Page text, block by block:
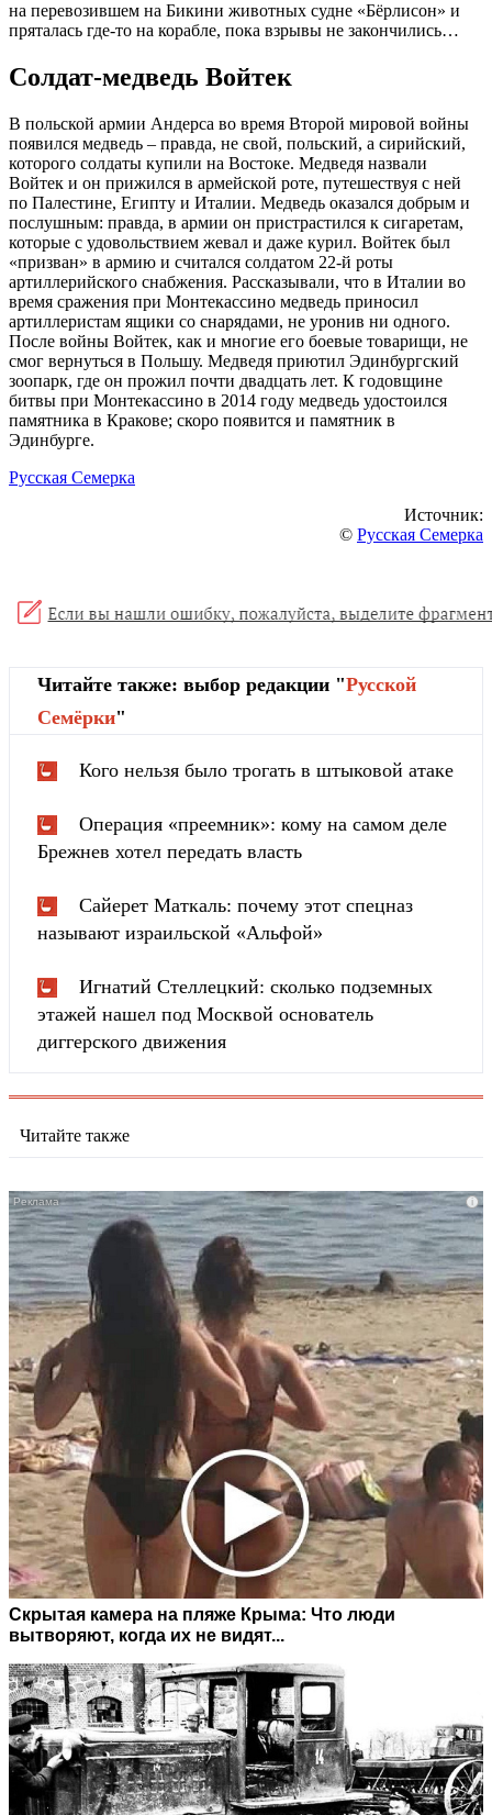
на перевозившем на Бикини животных судне «Бёрлисон» и
пряталась где-то на корабле, пока взрывы не закончились…
Солдат-медведь Войтек
В польской армии Андерса во время Второй мировой войны
появился медведь – правда, не свой, польский, а сирийский,
которого солдаты купили на Востоке. Медведя назвали
Войтек и он прижился в армейской роте, путешествуя с ней
по Палестине, Египту и Италии. Медведь оказался добрым и
послушным: правда, в армии он пристрастился к сигаретам,
которые с удовольствием жевал и даже курил. Войтек был
«призван» в армию и считался солдатом 22-й роты
артиллерийского снабжения. Рассказывали, что в Италии во
время сражения при Монтекассино медведь приносил
артиллеристам ящики со снарядами, не уронив ни одного.
После войны Войтек, как и многие его боевые товарищи, не
смог вернуться в Польшу. Медведя приютил Эдинбургский
зоопарк, где он прожил почти двадцать лет. К годовщине
битвы при Монтекассино в 2014 году медведь удостоился
памятника в Кракове; скоро появится и памятник в
Эдинбурге.
Русская Семерка
Источник:
© Русская Семерка
Читайте также: выбор редакции "Русской
Cемёрки"
Кого нельзя было трогать в штыковой атаке
Операция «преемник»: кому на самом деле
Брежнев хотел передать власть
Сайерет Маткаль: почему этот спецназ
называют израильской «Альфой»
Игнатий Стеллецкий: сколько подземных
этажей нашел под Москвой основатель
диггерского движения
Читайте также
i
Скрытая камера на пляже Крыма: Что люди
вытворяют, когда их не видят...